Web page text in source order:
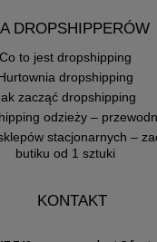
DROPSHIPPERÓW
Co to jest dropshipping
dropshipping
zacząć dropshipping
odzieży –
stacjonarnych –
butiku od 1 sztuki
KONTAKT